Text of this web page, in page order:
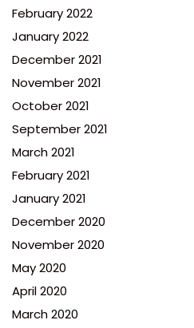
February 2022
January 2022
December 2021
November 2021
October 2021
September 2021
March 2021
February 2021
January 2021
December 2020
November 2020
May 2020
April 2020
March 2020